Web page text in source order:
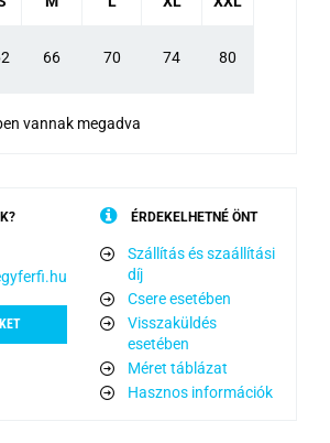
66 70 74 80
vannak megadva
ÉRDEKELHETNÉ ÖNT
Szállítás és szaállítási
díj
Csere esetében
Visszaküldés
esetében
Méret táblázat
Hasznos információk